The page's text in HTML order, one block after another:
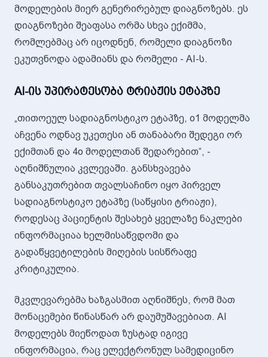
მოდელების მიერ გენერირებულ დიაგნოზებს. ეს
დიაგნოზები შეაფასა ორმა სხვა ექიმმა,
რომლებმაც არ იცოდნენ, რომელი დიაგნოზი
ეკუთვნოდა ადამიანს და რომელი - AI-ს.
AI-ის უპირატესობა ტრიაჟის ეტაპზე
„თითოეულ სადიაგნოსტიკო ეტაპზე, o1 მოდელმა
აჩვენა ოდნავ უკეთესი ან თანაბარი შედეგი ორ
ექიმთან და 4o მოდელთან შედარებით“, -
აღნიშნულია კვლევაში. განსხვავება
განსაკუთრებით თვალსაჩინო იყო პირველ
სადიაგნოსტიკო ეტაპზე (საწყისი ტრიაჟი),
როდესაც პაციენტის შესახებ ყველაზე ნაკლები
ინფორმაციაა ხელმისაწვდომი და
გადაწყვეტილების მიღების სისწრაფე
კრიტიკულია.
მკვლევარებმა ხაზგასმით აღნიშნეს, რომ მათ
მონაცემები წინასწარ არ დაუმუშავებიათ. AI
მოდელებს მიეწოდათ ზუსტად იგივე
ინფორმაცია, რაც ელექტრონულ სამედიცინო